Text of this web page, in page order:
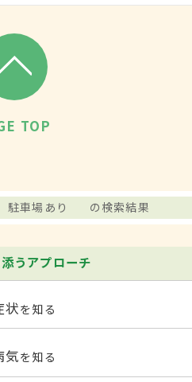
TOP
駐車場あり の検索結果
うアプローチ
状を知る
気を知る